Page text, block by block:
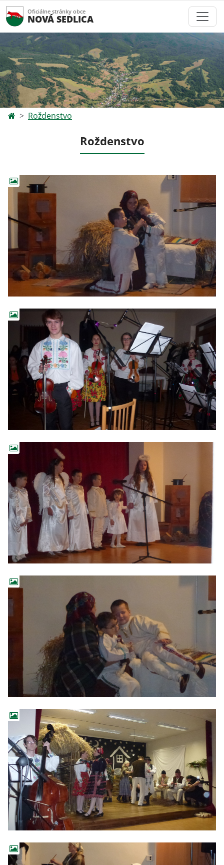
Oficiálne stránky obce
NOVÁ SEDLICA
Roždenstvo
Roždenstvo